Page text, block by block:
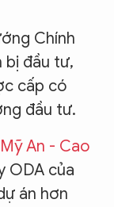
Chính
bị đầu tư,
cấp có
đầu tư.
An - Cao
ODA của
án hơn